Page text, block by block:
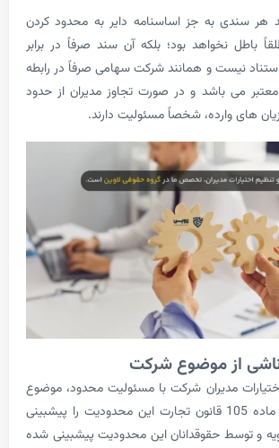
اساسنامه دایر به محدود کردن
بود؛ بلکه آن سند صرفاً در برابر
شرکت سهامی صرفاً در رابطه
و در صورت تجاوز مدیران از حدود
شخصاً مسئولیت دارند.
شرکت با مسئولیت محدود، موضوع
اگرچه ماده 105 قانون تجارت این محدودیت را پیشبینی
این محدودیت پیشبینی شده